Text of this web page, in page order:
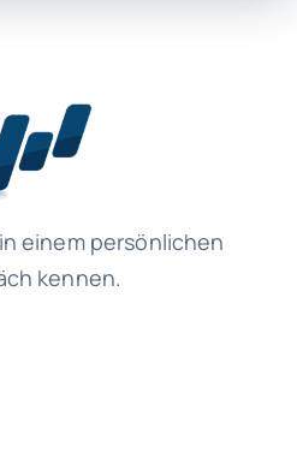
einem persönlichen
kennen.